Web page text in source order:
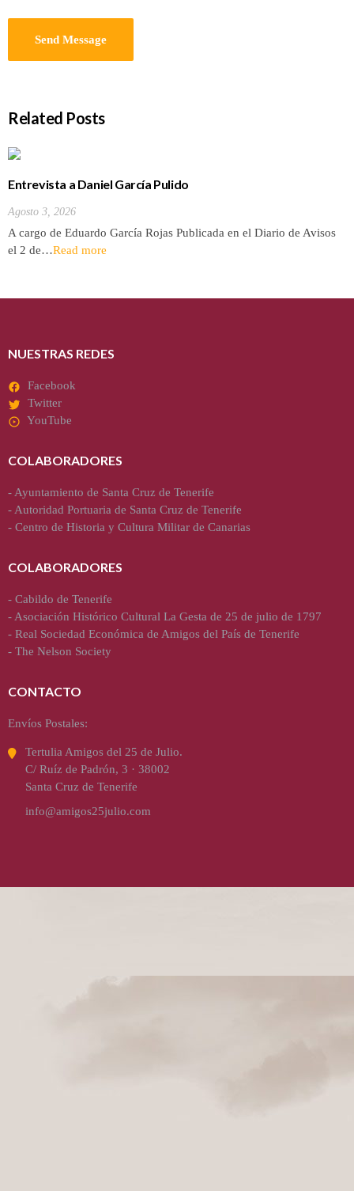
Related Posts
Entrevista a Daniel García Pulido
Agosto 3, 2026
A cargo de Eduardo García Rojas Publicada en el Diario de Avisos
el 2 de…Read more
NUESTRAS REDES
Facebook
Twitter
YouTube
COLABORADORES
-Ayuntamiento de Santa Cruz de Tenerife
-Autoridad Portuaria de Santa Cruz de Tenerife
- Centro de Historia y Cultura Militar de Canarias
COLABORADORES
- Cabildo de Tenerife
-Asociación Histórico Cultural La Gesta de 25 de julio de 1797
- Real Sociedad Económica de Amigos del País de Tenerife
- The Nelson Society
CONTACTO
Envíos Postales:
Tertulia Amigos del 25 de Julio.
C/ Ruíz de Padrón, 3 · 38002
Santa Cruz de Tenerife
info@amigos25julio.com